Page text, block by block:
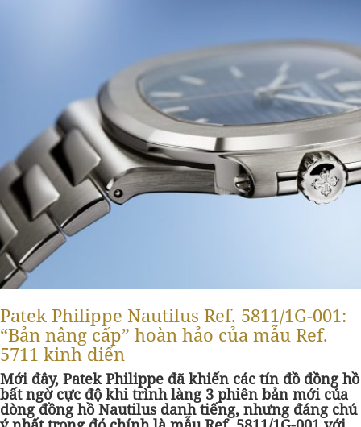
Patek Philippe Nautilus Ref. 5811/1G-001:
“Bản nâng cấp” hoàn hảo của mẫu Ref.
5711 kinh điển
Mới đây, Patek Philippe đã khiến các tín đồ đồng hồ
bất ngờ cực độ khi trình làng 3 phiên bản mới của
dòng đồng hồ Nautilus danh tiếng, nhưng đáng chú